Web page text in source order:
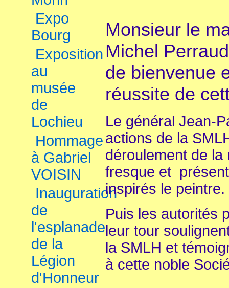
Expo
Bourg
Exposition
au
musée
de
Lochieu
Hommage
à Gabriel
VOISIN
Inauguration
de
l'esplanade
de la
Légion
d'Honneur
Monsieur le
Michel
de bienvenue
réussite de
Le général Jean-
actions de la
déroulement de
fresque et
inspirés le peintre.
Puis les autorités
leur tour
la SMLH et
à cette noble